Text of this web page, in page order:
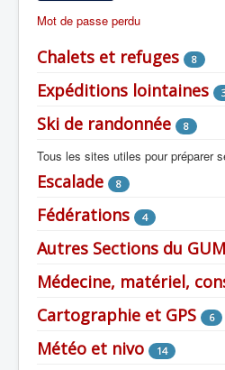
RANDONNÉE PÉDESTRE
Mot de passe perdu
Chalets et refuges 8
Expéditions lointaines
Ski de randonnée 8
Tous les sites utiles pour préparer
Escalade 8
Fédérations 4
Autres Sections du
Médecine, matériel,
Cartographie et GPS 6
Météo et nivo 14